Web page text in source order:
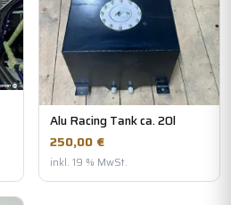
Alu Racing Tank ca. 20l
250,00 €
inkl. 19 % MwSt.